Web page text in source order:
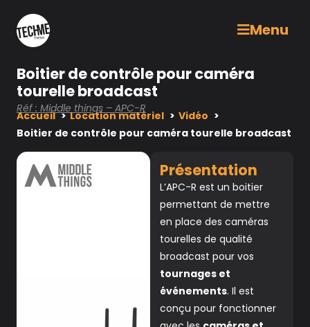
Menu
Boitier de contrôle pour caméra
tourelle broadcast
Réf : Middle things – APC-R
Accueil Location matériel
Vidéo
Boitier de contrôle pour caméra tourelle broadcast
Présentation
L’APC-R est un boitier
permettant de mettre
en place des caméras
tourelles de qualité
broadcast pour vos
tournages et
événements. Il est
conçu pour fonctionner